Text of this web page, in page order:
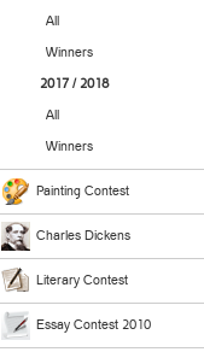
All
Winners
2017 / 2018
All
Winners
Painting Contest
Charles Dickens
Literary Contest
Essay Contest 2010